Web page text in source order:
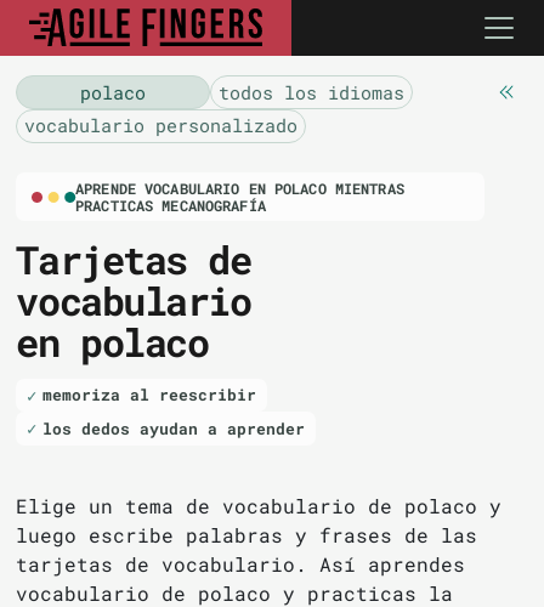
polaco
todos los idiomas
vocabulario personalizado
APRENDE VOCABULARIO EN POLACO MIENTRAS
PRACTICAS MECANOGRAFÍA
Tarjetas de
vocabulario
en polaco
memoriza al reescribir
los dedos ayudan a aprender
Elige un tema de vocabulario de polaco y
luego escribe palabras y frases de las
tarjetas de vocabulario. Así aprendes
vocabulario de polaco y practicas la